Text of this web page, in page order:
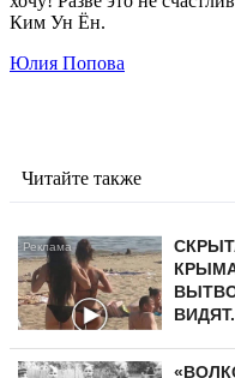
Ким Ун Ён.
Юлия Попова
Читайте также